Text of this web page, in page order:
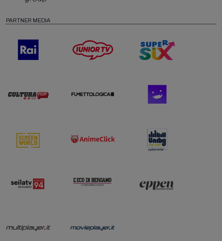
PARTNER MEDIA